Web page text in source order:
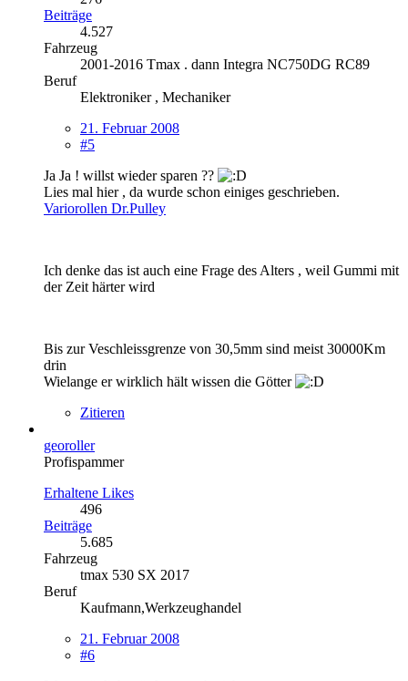
Beiträge
4.527
Fahrzeug
2001-2016 Tmax . dann Integra NC750DG RC89
Beruf
Elektroniker , Mechaniker
21. Februar 2008
#5
Ja Ja ! willst wieder sparen ??
Lies mal hier , da wurde schon einiges geschrieben.
Variorollen Dr.Pulley
Ich denke das ist auch eine Frage des Alters , weil Gummi mit
der Zeit härter wird
Bis zur Veschleissgrenze von 30,5mm sind meist 30000Km
drin
Wielange er wirklich hält wissen die Götter
Zitieren
georoller
Profispammer
Erhaltene Likes
496
Beiträge
5.685
Fahrzeug
tmax 530 SX 2017
Beruf
Kaufmann,Werkzeughandel
21. Februar 2008
#6